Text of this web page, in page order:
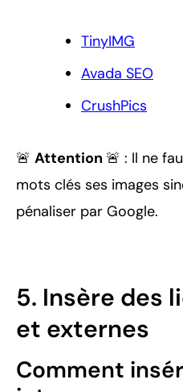
TinyIMG
Avada SEO
CrushPics
🚨 Attention 🚨 : Il ne
mots clés ses images
pénaliser par Google.
5. Insère des
et externes
Comment